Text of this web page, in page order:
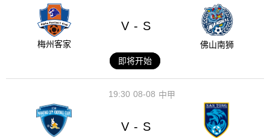
梅州客家
V - S
佛山南狮
即将开始
08-08
19:30 中甲
V - S